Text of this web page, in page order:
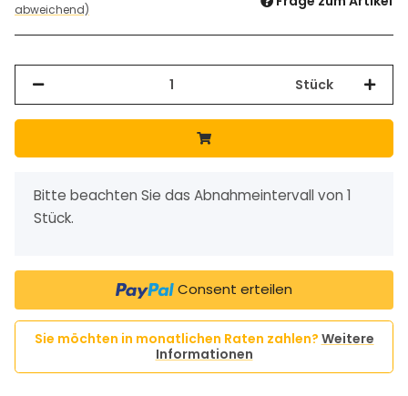
abweichend)
Stück
x
Bitte beachten Sie das Abnahmeintervall von 1
Stück.
Consent erteilen
Sie möchten in monatlichen Raten zahlen? Weitere
Informationen